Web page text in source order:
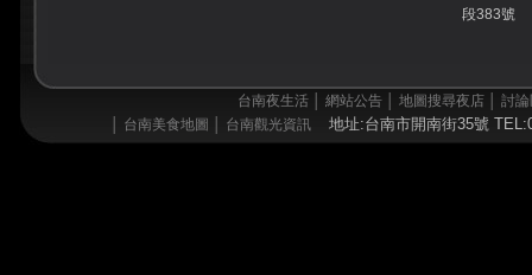
段383號
台南夜生活│ 網站公告│ 地圖搜尋夜店│ 討論
台南美食地圖 台南觀光資訊 地址:台南市開南街35號